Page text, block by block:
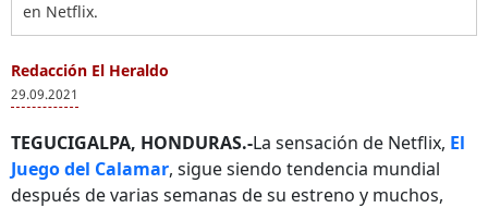
en Netflix.
Redacción El Heraldo
29.09.2021
TEGUCIGALPA, HONDURAS.-La sensación de Netflix, El
Juego del Calamar, sigue siendo tendencia mundial
después de varias semanas de su estreno y muchos,